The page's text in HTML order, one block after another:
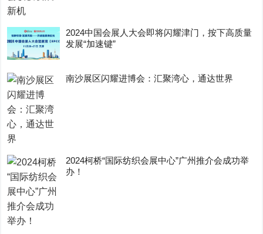
2024中国会展人大会即将闪耀津门，按下高质量
发展“加速键”
南沙展区闪耀进博会：汇聚湾心，通达世界
2024柯桥“国际纺织会展中心”广州推介会成功举
办！